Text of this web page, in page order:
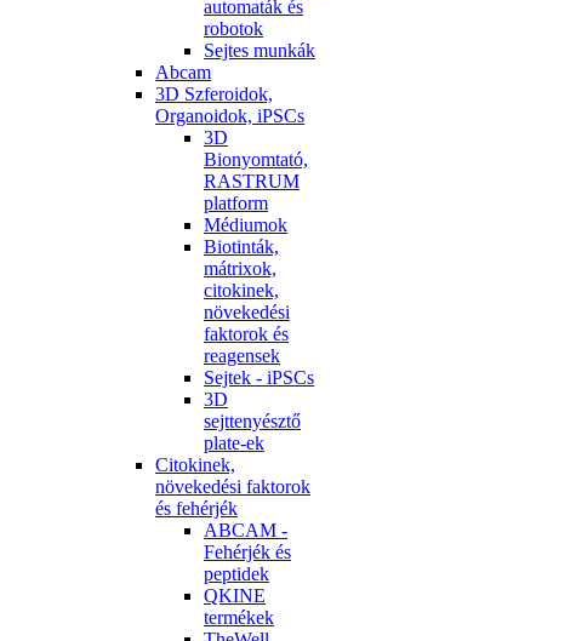
automaták és
robotok
Sejtes munkák
Abcam
3D Szferoidok,
Organoidok, iPSCs
3D
Bionyomtató,
RASTRUM
platform
Médiumok
Biotinták,
mátrixok,
citokinek,
növekedési
faktorok és
reagensek
Sejtek - iPSCs
3D
sejttenyésztő
plate-ek
Citokinek,
növekedési faktorok
és fehérjék
ABCAM -
Fehérjék és
peptidek
QKINE
termékek